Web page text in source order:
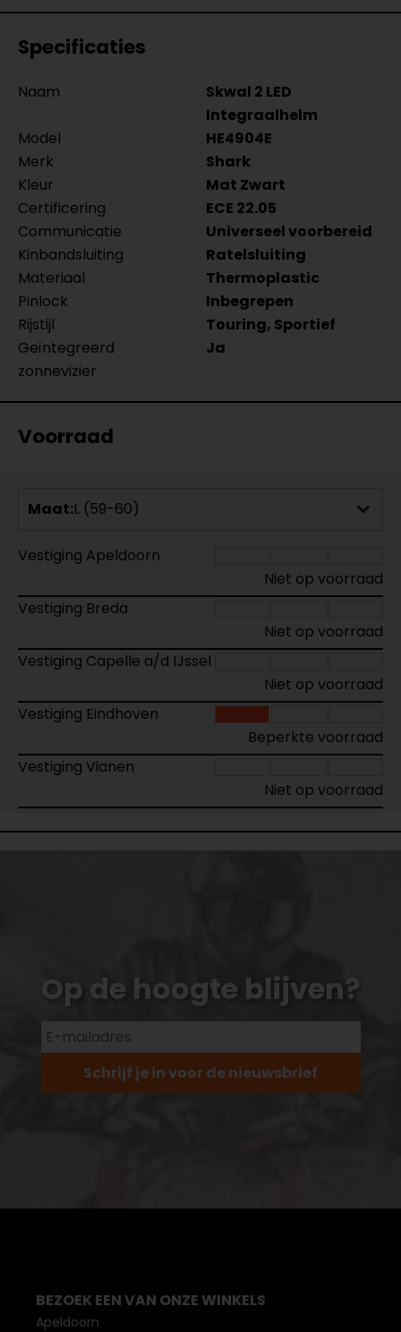
Specificaties
Naam
Skwal 2 LED
Integraalhelm
Model
HE4904E
Merk
Shark
Kleur
Mat Zwart
Certificering
ECE 22.05
Communicatie
Universeel voorbereid
Kinbandsluiting
Ratelsluiting
Materiaal
Thermoplastic
Pinlock
Inbegrepen
Rijstijl
Touring, Sportief
Geïntegreerd
zonnevizier
Ja
Voorraad
Maat:L (59-60)
Vestiging Apeldoorn
Niet op voorraad
Vestiging Breda
Niet op voorraad
Vestiging Capelle a/d IJssel
Niet op voorraad
Vestiging Eindhoven
Beperkte voorraad
Vestiging Vianen
Niet op voorraad
Op de hoogte blijven?
Schrijf je in voor de nieuwsbrief
BEZOEK EEN VAN ONZE WINKELS
Apeldoorn